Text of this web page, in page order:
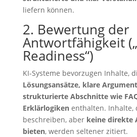
liefern können.
2. Bewertung der
Antwortfähigkeit
Readiness“)
KI-Systeme bevorzugen Inhalte,
Lösungsansätze, klare
strukturierte Abschnitte wie
Erklärlogikenenthalten. Inhalte,
beschreiben, aber keine direkte
bieten, werden seltener zitiert.